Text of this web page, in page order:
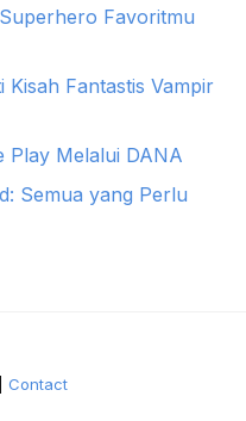
Favoritmu
Kisah Fantastis Vampir
Play Melalui DANA
Semua yang Perlu
Contact